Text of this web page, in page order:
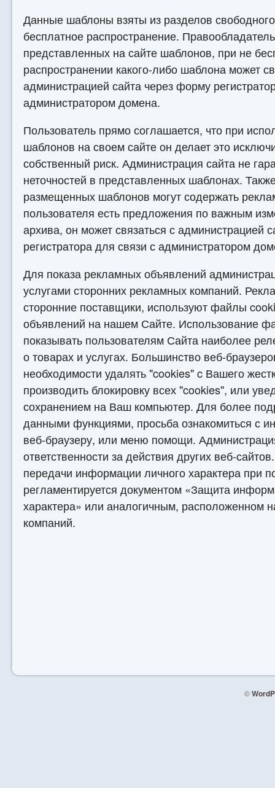
Данные шаблоны взяты из разделов
бесплатное распространение.
представленных на сайте шаблонов, при не
распространении какого-либо шаблона может
администрацией сайта через форму
администратором домена.
Пользователь прямо соглашается, что при
шаблонов на своем сайте он делает это
собственный риск. Администрация сайта не
неточностей в представленных шаблонах.
размещенных шаблонов могут содержать
пользователя есть предложения по важным
архива, он может связаться с администрацией
регистратора для связи с администратором
Для показа рекламных объявлений
услугами сторонних рекламных компаний.
сторонние поставщики, используют файлы
объявлений на нашем Сайте. Использование
показывать пользователям Сайта наиболее
о товарах и услугах. Большинство веб-
необходимости удалять "cookies" c Вашего
производить блокировку всех "cookies", или
сохранением на Ваш компьютер. Для более
данными функциями, просьба ознакомиться с
веб-браузеру, или меню помощи.
ответственности за действия других веб-
передачи информации личного характера при
регламентируется документом «Защита
характера» или аналогичным, расположенном
компаний.
©